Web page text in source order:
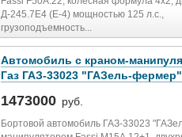
Д-245.7Е4 (Е-4) мощностью 125 л.с.,
грузоподъемность...
Автомобиль с краном-
Газ ГАЗ-33023 "ГАЗель-фермер"
1473000 руб.
Бортовой автомобиль ГАЗ-33023